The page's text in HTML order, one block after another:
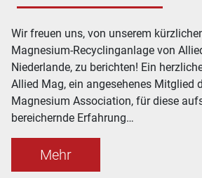
Wir freuen uns, von unserem
Magnesium-Recyclinganlage von
Niederlande, zu berichten! Ein
Allied Mag, ein angesehenes Mitglied
Magnesium Association, für diese
bereichernde Erfahrung…
Mehr